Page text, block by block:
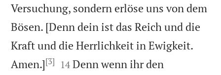
Versuchung, sondern erlöse uns von dem
Bösen. [Denn dein ist das Reich und die
Kraft und die Herrlichkeit in Ewigkeit.
Amen.][3] 

14 Denn wenn ihr den